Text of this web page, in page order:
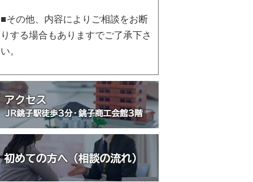
■その他、内容によりご相談をお断
りする場合もありますでご了承下さ
い。